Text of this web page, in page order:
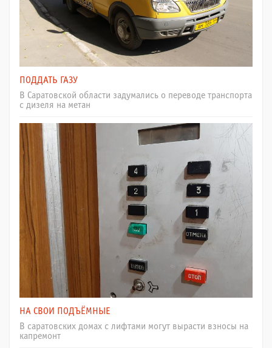
ПОДДАТЬ ГАЗУ
В Саратовской области задумались о переводе транспорта
с дизеля на метан
НА СВОИ ПОДЪЁМНЫЕ
В саратовских домах с лифтами могут вырасти взносы на
капремонт